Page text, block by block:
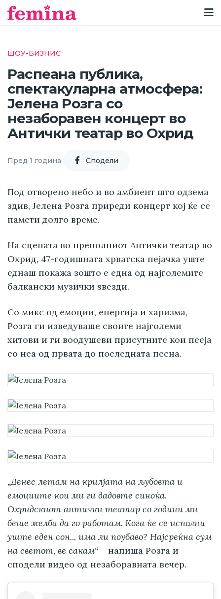
ШОУ-БИЗНИС
Распеана публика,
спектакуларна атмосфера:
Јелена Розга со
незаборавен концерт во
Антички театар во Охрид
Пред 1 година Cподели
Под отворено небо и во амбиент што одзема
здив, Јелена Розга приреди концерт кој ќе се
памети долго време.
На сцената во преполниот Антички театар во
Охрид, 47-годишната хрватска пејачка уште
еднаш покажа зошто е една од најголемите
балкански музички ѕвезди.
Со микс од емоции, енергија и харизма,
Розга ги изведуваше своите најголеми
хитови и ги воодушеви присутните кои пееја
со неа од првата до последната песна.
„Денес летам на крилјата на љубовта и
емоциите кои ми ги дадовте синоќа.
Охридскиот антички театар со години ми
беше желба да го работам. Кога ќе се исполни
уште еден сон... има ли поубаво? Најсреќна сум
на светот, ве сакам“ – напиша Розга и
сподели видео од незаборавната вечер.